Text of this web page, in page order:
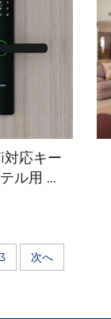
応キー
ル用 テ
3 次へ